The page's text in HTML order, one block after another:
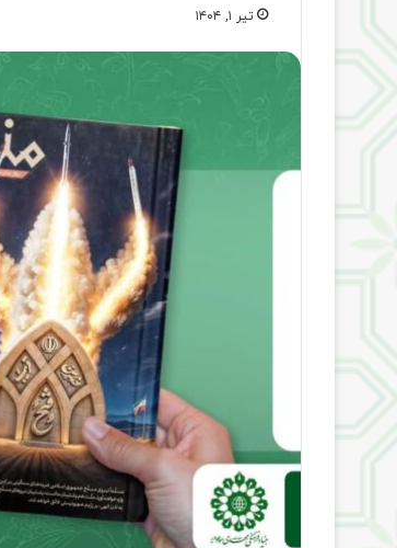
تیر ۱, ۱۴۰۴